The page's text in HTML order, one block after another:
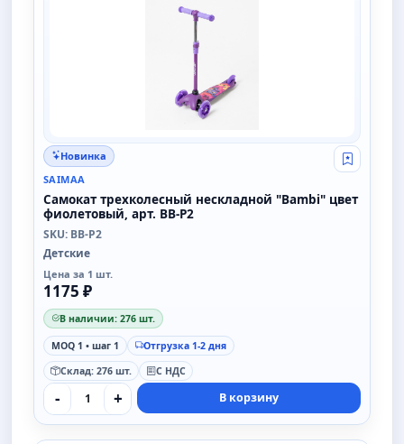
Новинка
Свой
SAIMAA
Самокат трехколесный нескладной "Bambi" цвет
фиолетовый, арт. BB-P2
SKU: BB-P2
Детские
Цена за 1 шт.
1175 ₽
В наличии: 276 шт.
MOQ 1 • шаг 1
Отгрузка 1-2 дня
Склад: 276 шт.
С НДС
- + В корзину